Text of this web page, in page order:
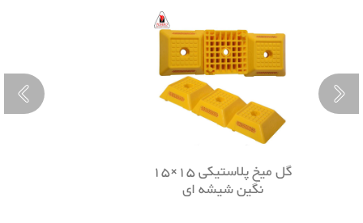
گل میخ پلاستیکی 15×15
نگین شیشه ای